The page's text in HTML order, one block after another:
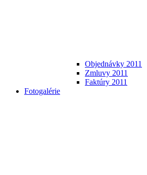
Objednávky 2011
Zmluvy 2011
Faktúry 2011
Fotogalérie